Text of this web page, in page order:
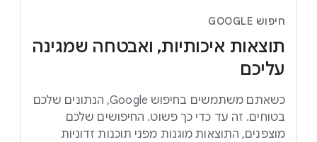
חיפוש GOOGLE
תוצאות איכותיות, ואבטחה שמגינה
עליכם
כשאתם משתמשים בחיפוש Google, הנתונים שלכם
בטוחים. זה עד כדי כך פשוט. החיפושים שלכם
מוצפנים, התוצאות מוגנות מפני תוכנות זדוניות